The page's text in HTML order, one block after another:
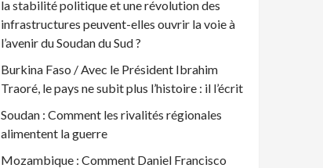
la stabilité politique et une révolution des
infrastructures peuvent-elles ouvrir la voie à
l’avenir du Soudan du Sud ?
Burkina Faso / Avec le Président Ibrahim
Traoré, le pays ne subit plus l’histoire : il l’écrit
Soudan : Comment les rivalités régionales
alimentent la guerre
Mozambique : Comment Daniel Francisco